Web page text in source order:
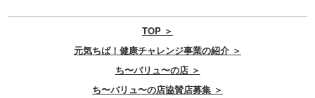
TOP ＞
元気ちば！健康チャレンジ事業の紹介 ＞
ち〜バリュ〜の店 ＞
ち〜バリュ〜の店協賛店募集 ＞